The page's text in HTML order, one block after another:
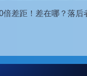
倍差距！差在哪？落后